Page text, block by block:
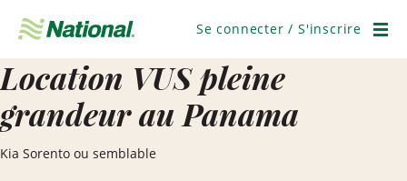
navigation
Se connecter / S'inscrire
Location VUS pleine
grandeur au Panama
Kia Sorento ou semblable